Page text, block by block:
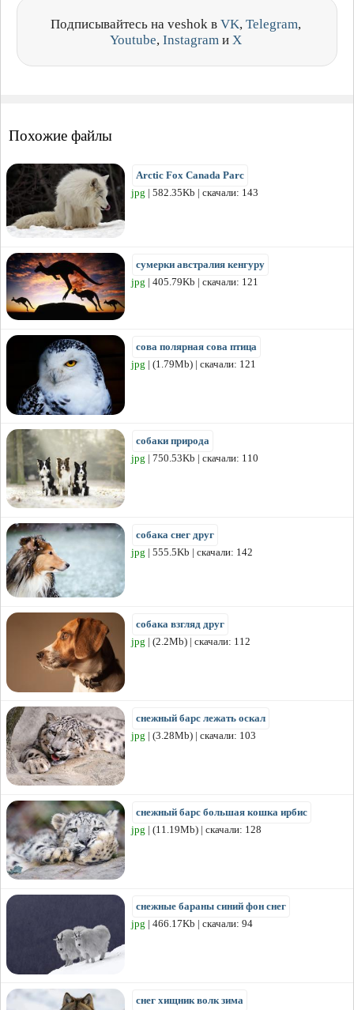
Подписывайтесь на veshok в VK, Telegram,
Youtube, Instagram и X
Похожие файлы
Arctic Fox Canada Parc
jpg | 582.35Kb | скачали: 143
сумерки австралия кенгуру
jpg | 405.79Kb | скачали: 121
сова полярная сова птица
jpg | (1.79Mb) | скачали: 121
собаки природа
jpg | 750.53Kb | скачали: 110
собака снег друг
jpg | 555.5Kb | скачали: 142
собака взгляд друг
jpg | (2.2Mb) | скачали: 112
снежный барс лежать оскал
jpg | (3.28Mb) | скачали: 103
снежный барс большая кошка ирбис
jpg | (11.19Mb) | скачали: 128
снежные бараны синий фон снег
jpg | 466.17Kb | скачали: 94
снег хищник волк зима